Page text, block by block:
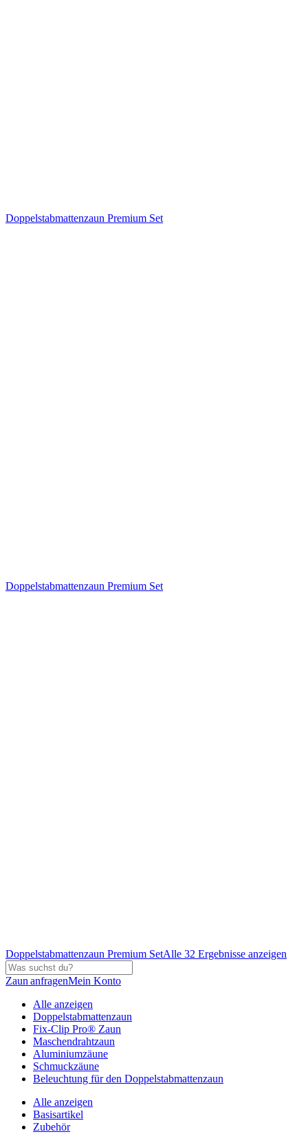
Doppelstabmattenzaun Premium Set
Doppelstabmattenzaun Premium Set
Doppelstabmattenzaun Premium SetAlle 32 Ergebnisse anzeigen
Zaun anfragenMein Konto
Alle anzeigen
Doppelstabmattenzaun
Fix-Clip Pro® Zaun
Maschendrahtzaun
Aluminiumzäune
Schmuckzäune
Beleuchtung für den Doppelstabmattenzaun
Alle anzeigen
Basisartikel
Zubehör